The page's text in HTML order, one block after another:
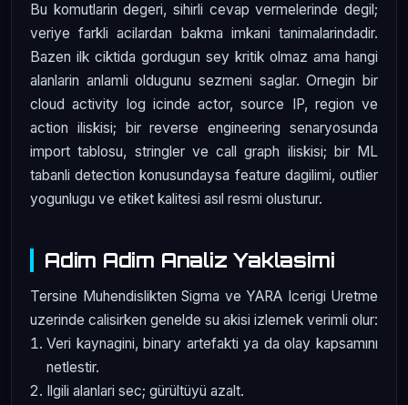
Bu komutlarin degeri, sihirli cevap vermelerinde degil;
veriye farkli acilardan bakma imkani tanimalarindadir.
Bazen ilk ciktida gordugun sey kritik olmaz ama hangi
alanlarin anlamli oldugunu sezmeni saglar. Ornegin bir
cloud activity log icinde actor, source IP, region ve
action iliskisi; bir reverse engineering senaryosunda
import tablosu, stringler ve call graph iliskisi; bir ML
tabanli detection konusundaysa feature dagilimi, outlier
yogunlugu ve etiket kalitesi asıl resmi olusturur.
Adim Adim Analiz Yaklasimi
Tersine Muhendislikten Sigma ve YARA Icerigi Uretme
uzerinde calisirken genelde su akisi izlemek verimli olur:
Veri kaynagini, binary artefakti ya da olay kapsamını
netlestir.
Ilgili alanlari sec; gürültüyü azalt.